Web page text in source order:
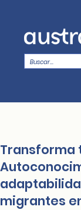
Transforma
migrantes